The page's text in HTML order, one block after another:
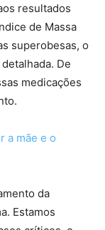
resultados
de Massa
superobesas, o
De
medicações
a mãe e o
da
Estamos